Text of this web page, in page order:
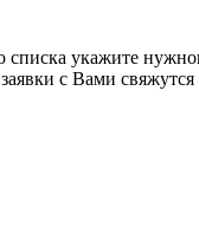
укажите
с Вами